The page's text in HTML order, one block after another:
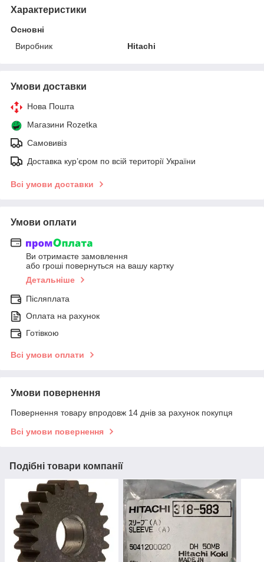
Характеристики
Основні
Виробник
Hitachi
Умови доставки
Нова Пошта
Магазини Rozetka
Самовивіз
Доставка кур’єром по всій території України
Всі умови доставки
Умови оплати
Ви отримаєте замовлення
або гроші повернуться на вашу картку
Детальніше
Післяплата
Оплата на рахунок
Готівкою
Всі умови оплати
Умови повернення
Повернення товару впродовж 14 днів за рахунок покупця
Всі умови повернення
Подібні товари компанії